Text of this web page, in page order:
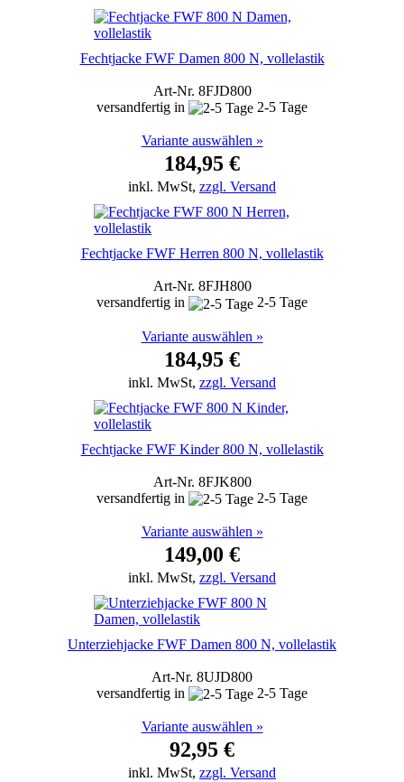
Fechtjacke FWF Damen 800 N, vollelastik
Art-Nr. 8FJD800
versandfertig in
2-5 Tage
Variante auswählen »
184,95 €
inkl. MwSt, zzgl. Versand
Fechtjacke FWF Herren 800 N, vollelastik
Art-Nr. 8FJH800
versandfertig in
2-5 Tage
Variante auswählen »
184,95 €
inkl. MwSt, zzgl. Versand
Fechtjacke FWF Kinder 800 N, vollelastik
Art-Nr. 8FJK800
versandfertig in
2-5 Tage
Variante auswählen »
149,00 €
inkl. MwSt, zzgl. Versand
Unterziehjacke FWF Damen 800 N, vollelastik
Art-Nr. 8UJD800
versandfertig in
2-5 Tage
Variante auswählen »
92,95 €
inkl. MwSt, zzgl. Versand